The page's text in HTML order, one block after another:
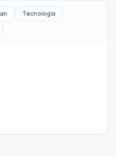
Tecnología